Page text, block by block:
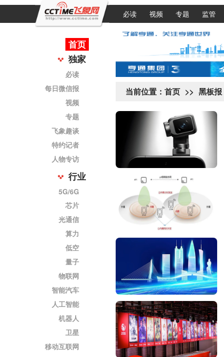
必读 视频 专题 监管
首页
独家
必读
每日微信报
视频
专题
飞象趣谈
特约记者
人物专访
行业
5G/6G
芯片
光通信
算力
低空
量子
物联网
智能汽车
人工智能
机器人
卫星
移动互联网
当前位置： 首页 >> 黑板报